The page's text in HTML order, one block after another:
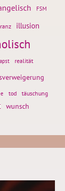
FSM
illusion
realität
tod täuschung
wunsch